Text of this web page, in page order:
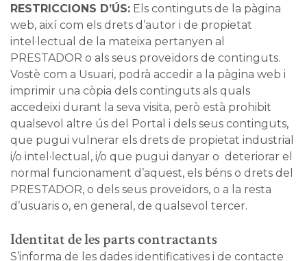
RESTRICCIONS D’ÚS: Els continguts de la pàgina
web, així com els drets d’autor i de propietat
intel·lectual de la mateixa pertanyen al
PRESTADOR o als seus proveïdors de continguts.
Vostè com a Usuari, podrà accedir a la pàgina web i
imprimir una còpia dels continguts als quals
accedeixi durant la seva visita, però està prohibit
qualsevol altre ús del Portal i dels seus continguts,
que pugui vulnerar els drets de propietat industrial
i/o intel·lectual, i/o que pugui danyar o deteriorar el
normal funcionament d’aquest, els béns o drets del
PRESTADOR, o dels seus proveïdors, o a la resta
d’usuaris o, en general, de qualsevol tercer.
Identitat de les parts contractants
S’informa de les dades identificatives i de contacte